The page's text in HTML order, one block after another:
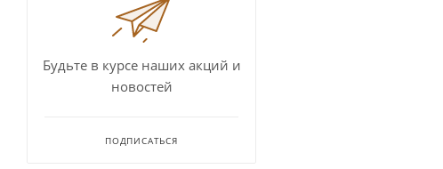
Будьте в курсе наших акций и
новостей
ПОДПИСАТЬСЯ